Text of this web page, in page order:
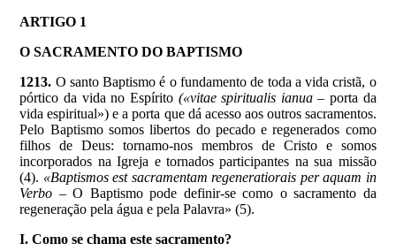
ARTIGO 1
O SACRAMENTO DO BAPTISMO
1213. O santo Baptismo é o fundamento de toda a vida cristã, o
pórtico da vida no Espírito («vitae spiritualis ianua – porta da
vida espiritual») e a porta que dá acesso aos outros sacramentos.
Pelo Baptismo somos libertos do pecado e regenerados como
filhos de Deus: tornamo-nos membros de Cristo e somos
incorporados na Igreja e tornados participantes na sua missão
(4). «Baptismos est sacramentam regeneratiorais per aquam in
Verbo – O Baptismo pode definir-se como o sacramento da
regeneração pela água e pela Palavra» (5).
I. Como se chama este sacramento?